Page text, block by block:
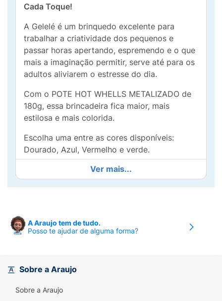
Cada Toque!
A Gelelé é um brinquedo excelente para
trabalhar a criatividade dos pequenos e
passar horas apertando, espremendo e o que
mais a imaginação permitir, serve até para os
adultos aliviarem o estresse do dia.
Com o POTE HOT WHELLS METALIZADO de
180g, essa brincadeira fica maior, mais
estilosa e mais colorida.
Escolha uma entre as cores disponíveis:
Dourado, Azul, Vermelho e verde.
Caso tenha preferência por alguma cor, após
a compra utilize o campo mensagem que
Indicação
Ver mais...
A Araujo tem de tudo.
Posso te ajudar de alguma forma?
Sobre a Araujo
Sobre a Araujo